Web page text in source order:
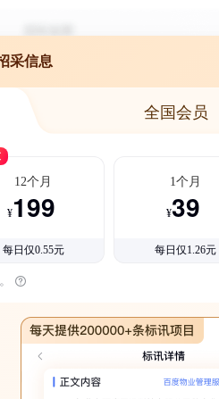
采信息
全国会员
12个月
¥199
每日仅0.55元
1个月
¥39
每日仅1.26元